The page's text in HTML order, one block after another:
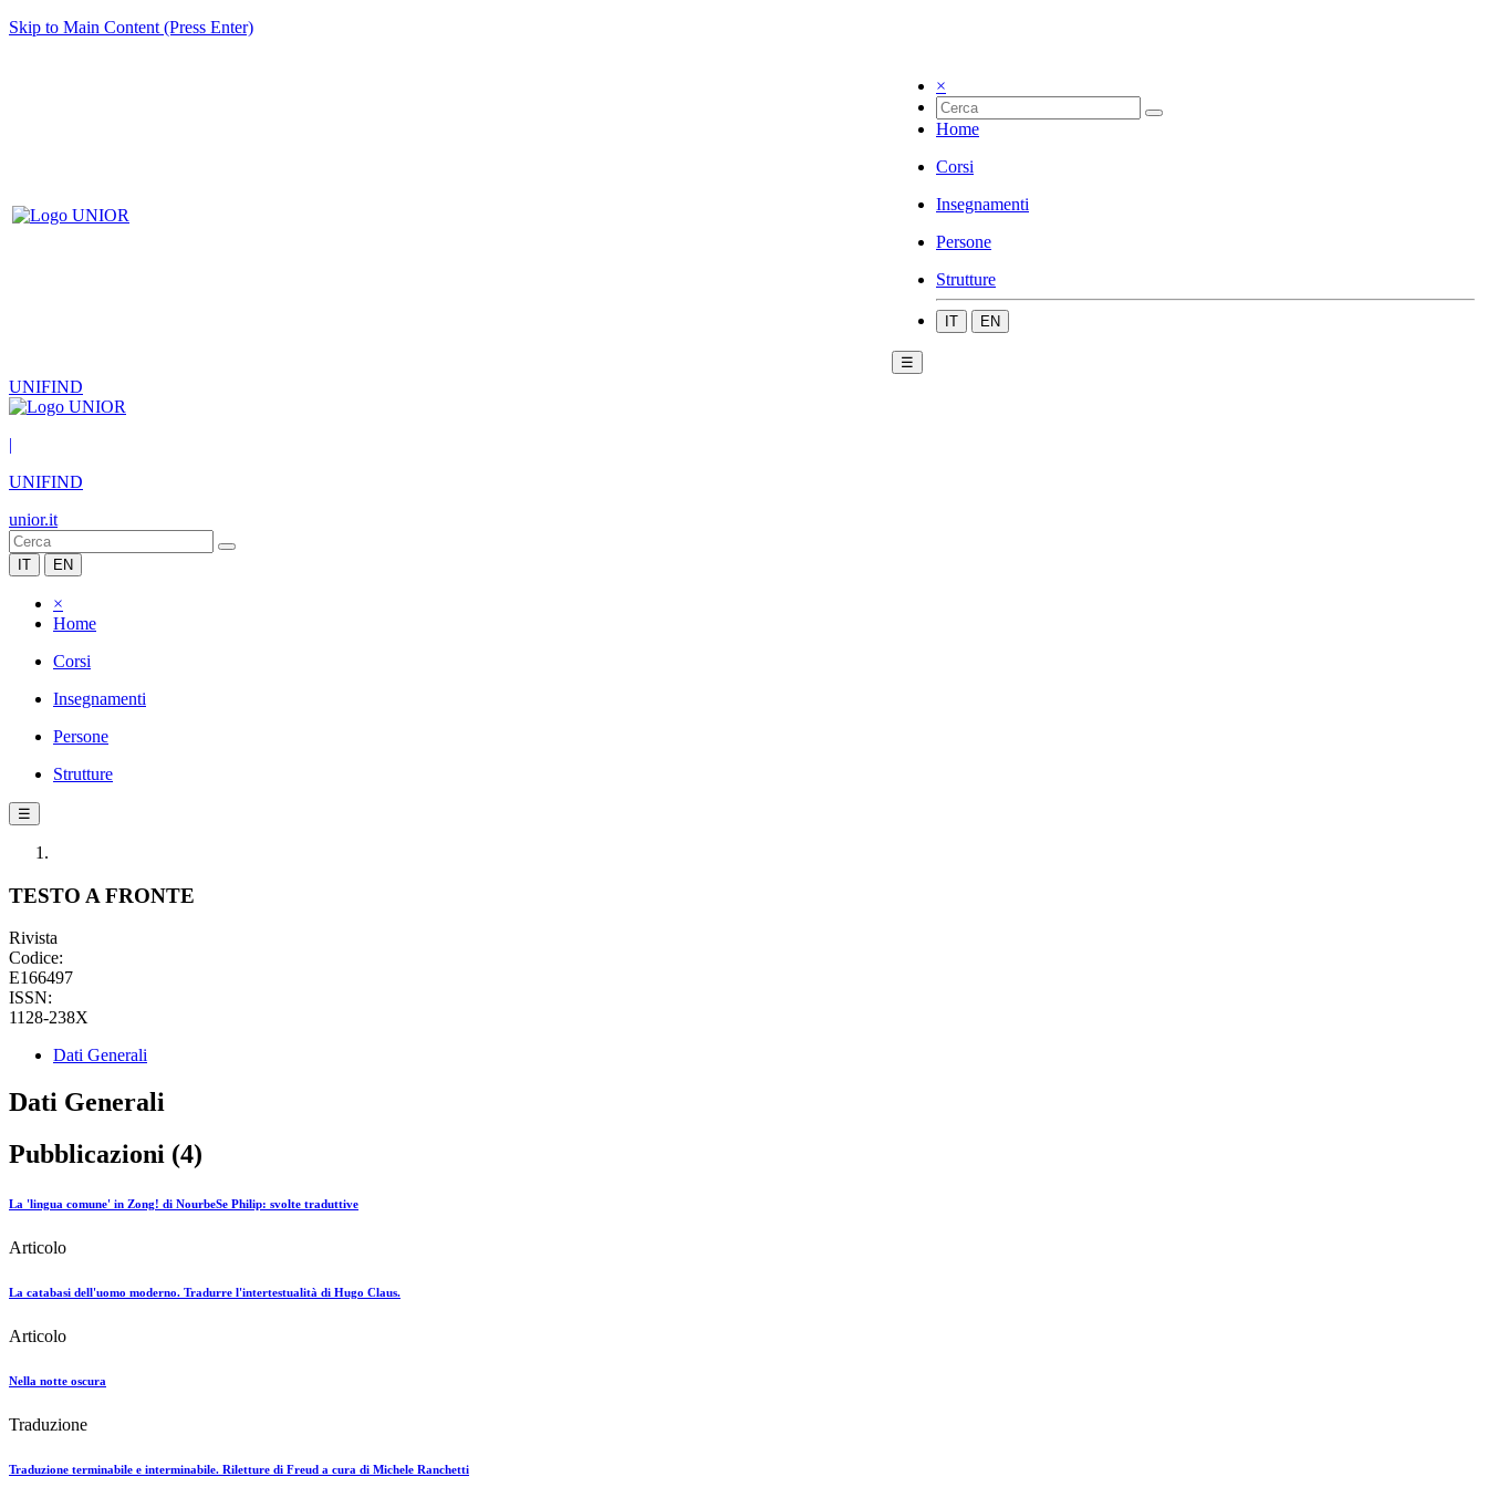
Skip to Main Content (Press Enter)
×
Home
Corsi
Insegnamenti
Persone
Strutture
IT EN
☰
UNIFIND
|
UNIFIND
unior.it
IT EN
×
Home
Corsi
Insegnamenti
Persone
Strutture
☰
TESTO A FRONTE
Rivista
Codice:
E166497
ISSN:
1128-238X
Dati Generali
Dati Generali
Pubblicazioni (4)
La 'lingua comune' in Zong! di NourbeSe Philip: svolte traduttive
Articolo
La catabasi dell'uomo moderno. Tradurre l'intertestualità di Hugo Claus.
Articolo
Nella notte oscura
Traduzione
Traduzione terminabile e interminabile. Riletture di Freud a cura di Michele Ranchetti